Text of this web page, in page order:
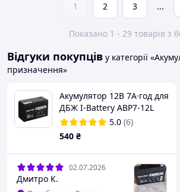
1 2 3 ...
Показано 1 - 29 товарів з
Відгуки покупців у категорії
призначення»
Акумулятор 12В 7А·год для
ДБЖ I-Battery ABP7-12L
5.0 (6)
540 ₴
02.07.2026
Дмитро К.